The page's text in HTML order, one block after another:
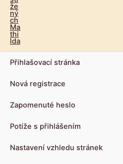
Přihlašovací stránka
Nová registrace
Zapomenuté heslo
Potíže s přihlášením
Nastavení vzhledu stránek